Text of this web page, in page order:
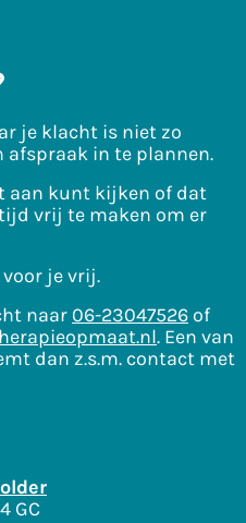
je klacht is niet zo
afspraak in te plannen.
aan kunt kijken of dat
vrij te maken om er
je vrij.
naar 06-23047526 of
. Een van
dan z.s.m. contact met
GC